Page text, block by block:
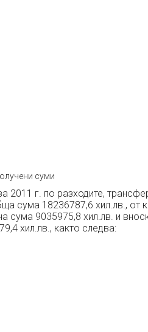
суми
г. по разходите,
сума 18236787,6 хил.лв., от
сума 9035975,8 хил.лв. и
хил.лв., както следва: